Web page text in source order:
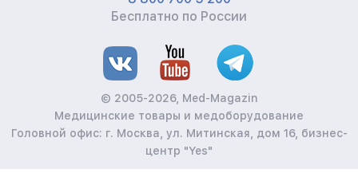
Бесплатно по России
© 2005-2026, Med-Magazin
Медицинские товары и медоборудование
Головной офис: г. Москва, ул. Митинская, дом 16, бизнес-
центр "Yes"